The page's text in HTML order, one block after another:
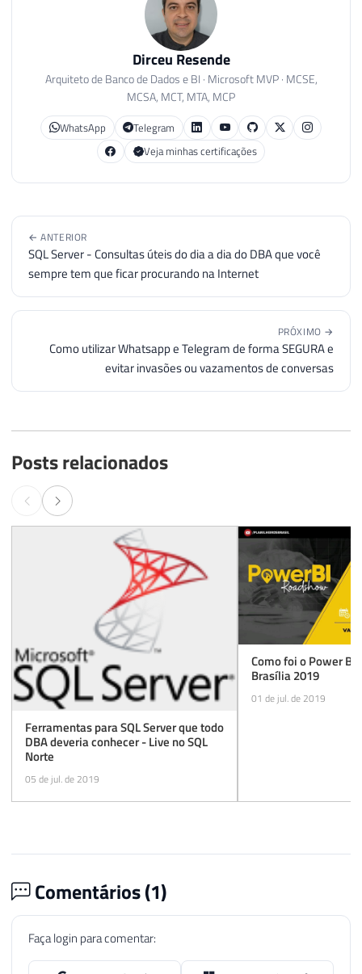
Dirceu Resende
Arquiteto de Banco de Dados e BI · Microsoft MVP · MCSE,
MCSA, MCT, MTA, MCP
WhatsApp
Telegram
Veja minhas certificações
← ANTERIOR
SQL Server - Consultas úteis do dia a dia do DBA que você
sempre tem que ficar procurando na Internet
PRÓXIMO →
Como utilizar Whatsapp e Telegram de forma SEGURA e
evitar invasões ou vazamentos de conversas
Posts relacionados
Ferramentas para SQL Server que todo
DBA deveria conhecer - Live no SQL
Norte
05 de jul. de 2019
Como foi o Power BI
Brasília 2019
01 de jul. de 2019
Comentários (1)
Faça login para comentar: